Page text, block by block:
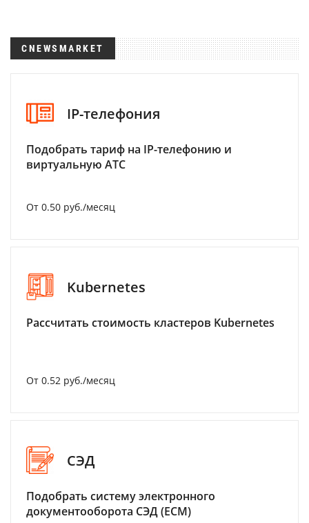
CNEWSMARKET
IP-телефония
Подобрать тариф на IP-телефонию и
виртуальную АТС
От 0.50 руб./месяц
Kubernetes
Рассчитать стоимость кластеров Kubernetes
От 0.52 руб./месяц
СЭД
Подобрать систему электронного
документооборота СЭД (ECM)